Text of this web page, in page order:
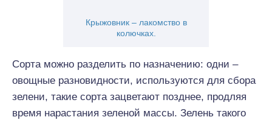
Крыжовник – лакомство в
колючках.
Сорта можно разделить по назначению: одни –
овощные разновидности, используются для сбора
зелени, такие сорта зацветают позднее, продляя
время нарастания зеленой массы. Зелень такого